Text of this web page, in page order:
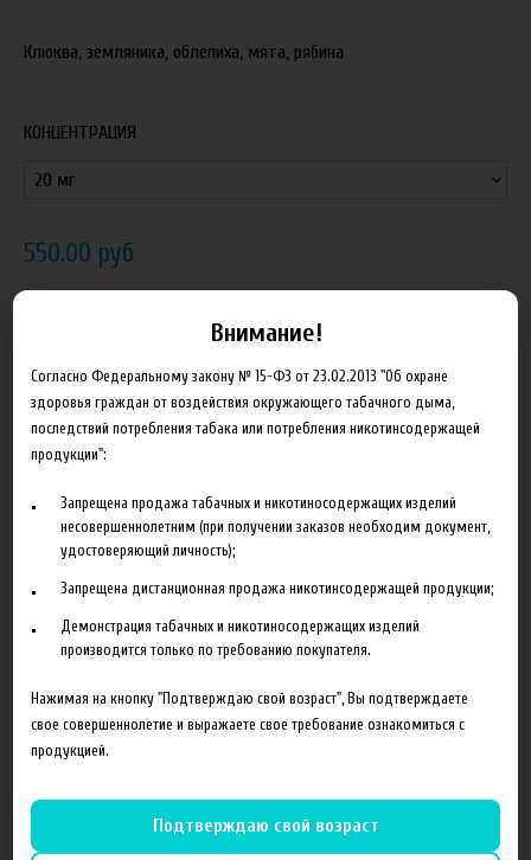
Клюква, земляника, облепиха, мята, рябина
КОНЦЕНТРАЦИЯ
550.00 руб
В корзину
Добавить в сравнение
Характеристики Отзывы
20 мг
20 мг
20 мг(S)
20 мг(S)
20 мг(Y)
Внимание!
Согласно Федеральному закону № 15-ФЗ от 23.02.2013 "Об охране
здоровья граждан от воздействия окружающего табачного дыма,
последствий потребления табака или потребления никотинсодержащей
продукции":
Запрещена продажа табачных и никотиносодержащих изделий
несовершеннолетним (при получении заказов необходим документ,
удостоверяющий личность);
Запрещена дистанционная продажа никотинсодержащей продукции;
Демонстрация табачных и никотиносодержащих изделий
производится только по требованию покупателя.
Нажимая на кнопку "Подтверждаю свой возраст", Вы подтверждаете
свое совершеннолетие и выражаете свое требование ознакомиться с
продукцией.
Подтверждаю свой возраст